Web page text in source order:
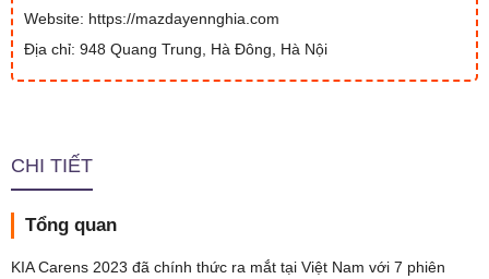
Website: https://mazdayennghia.com
Địa chỉ: 948 Quang Trung, Hà Đông, Hà Nội
CHI TIẾT
Tổng quan
KIA Carens 2023 đã chính thức ra mắt tại Việt Nam với 7 phiên